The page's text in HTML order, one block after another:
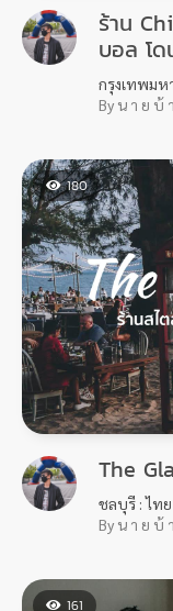
ร้าน
บอล โด
กรุงเทพมห
By น า ย บ้
180
The
ชลบุรี : ไทย
By น า ย บ้
161